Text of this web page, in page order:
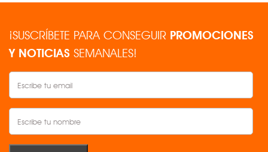
¡SUSCRÍBETE PARA CONSEGUIR PROMOCIONES
Y NOTICIAS SEMANALES!